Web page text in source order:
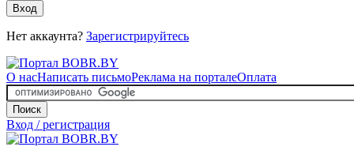
Вход
Нет аккаунта? Зарегистрируйтесь
О насНаписать письмоРеклама на порталеОплата
Поиск
Вход / регистрация